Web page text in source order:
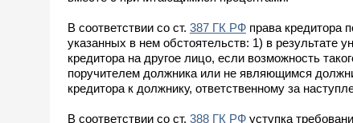
В соответствии со ст. 387 ГК РФ права кредитора
указанных в нем обстоятельств: 1) в результате
кредитора на другое лицо, если возможность
поручителем должника или не являющимся
кредитора к должнику, ответственному за
В соответствии со ст. 388 ГК РФ уступка